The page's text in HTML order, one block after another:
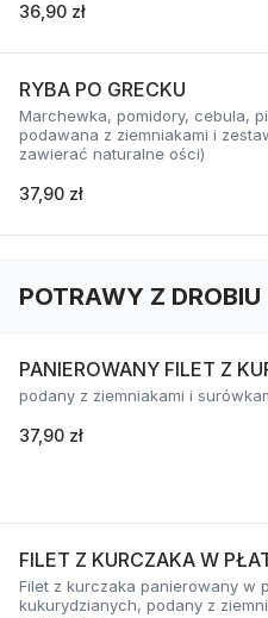
36,90 zł
RYBA PO GRECKU
Marchewka, pomidory, cebula,
podawana z ziemniakami i zestawem
zawierać naturalne ości)
37,90 zł
POTRAWY Z DROBIU
PANIEROWANY FILET Z
podany z ziemniakami i
37,90 zł
FILET Z KURCZAKA W
Filet z kurczaka panierowany w
kukurydzianych, podany z